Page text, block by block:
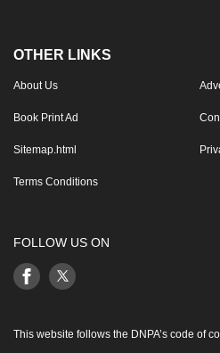
OTHER LINKS
About Us
Book Print Ad
Sitemap.html
Terms Conditions
FOLLOW US ON
This website follows the DNPA’s code of